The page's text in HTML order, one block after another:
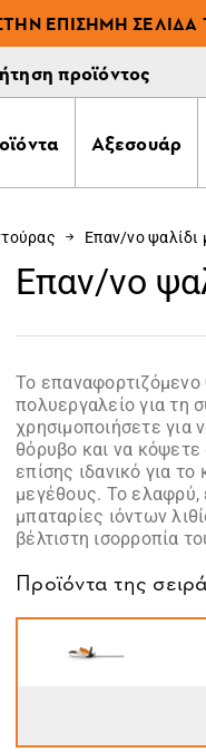
ΕΠΊΣΗΜΗ ΣΕΛΊΔΑ
προϊόντος
Αξεσουάρ
Επαν/νο ψαλίδι
Επαν/νο
Το επαναφορτιζόμενο
πολυεργαλείο για τη
χρησιμοποιήσετε για
θόρυβο και να κόψετε
επίσης ιδανικό για
μεγέθους. Το ελαφρύ,
μπαταρίες ιόντων
βέλτιστη ισορροπία
Προϊόντα της